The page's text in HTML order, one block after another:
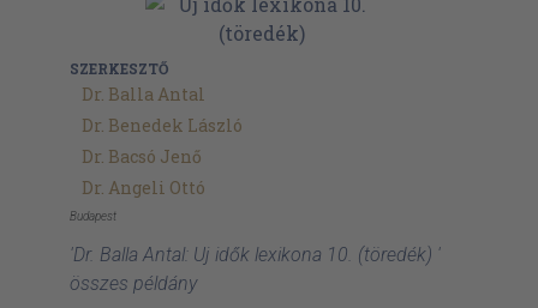
SZERKESZTŐ
Dr. Balla Antal
Dr. Benedek László
Dr. Bacsó Jenő
Dr. Angeli Ottó
Budapest
'Dr. Balla Antal: Uj idők lexikona 10. (töredék) '
összes példány